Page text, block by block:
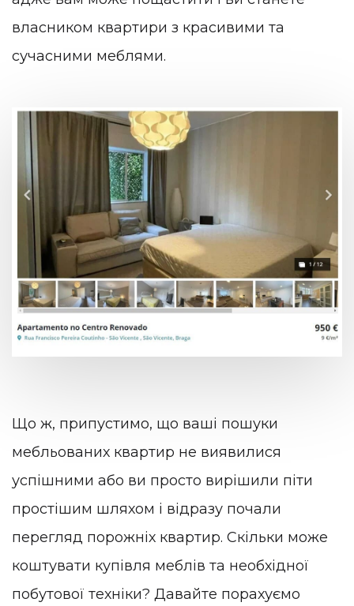
власником квартири з красивими та
сучасними меблями.
Що ж, припустимо, що ваші пошуки
мебльованих квартир не виявилися
успішними або ви просто вирішили піти
простішим шляхом і відразу почали
перегляд порожніх квартир. Скільки може
коштувати купівля меблів та необхідної
побутової техніки? Давайте порахуємо